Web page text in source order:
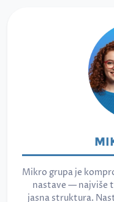
Mikro grupa je
nastave — najviše
jasna struktura.